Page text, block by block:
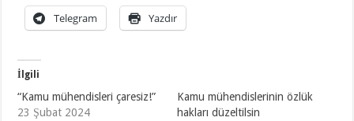
Telegram Yazdır
İlgili
“Kamu mühendisleri çaresiz!”
23 Şubat 2024
Kamu mühendislerinin özlük
hakları düzeltilsin